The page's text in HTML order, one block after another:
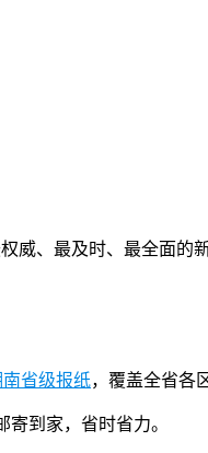
威、最及时、最全面的新
南省级报纸，覆盖全省各
到家，省时省力。